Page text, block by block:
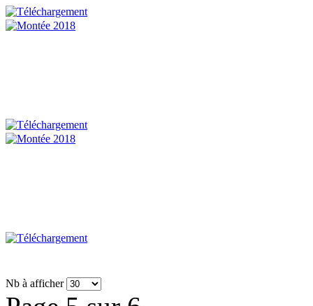
Nb à afficher